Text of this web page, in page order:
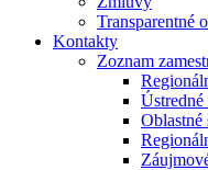
Transparentné
Kontakty
Zoznam
Ústredné
Oblastné